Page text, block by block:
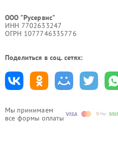
Мы принимаем
все формы оплаты
ООО "Русервис"
ИНН 7702633247
ОГРН 1077746335776
Поделиться в соц. сетях: